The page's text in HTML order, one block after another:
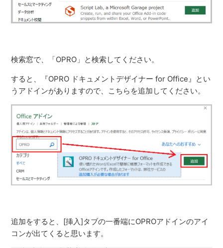
検索窓で、「OPRO」と検索してください。
すると、『OPRO ドキュメントデザイナー for Office』とい
うアドインがありますので、こちらを追加してください。
追加をすると、[挿入]タブの一番端にOPROアドインのアイ
コンが出てくると思います。